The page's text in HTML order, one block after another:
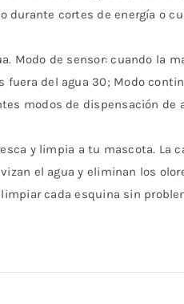
cortes de energía o
Modo de sensor: cuando la
del agua 30; Modo
modos de dispensación de
y limpia a tu mascota. La
el agua y eliminan los
cada esquina sin